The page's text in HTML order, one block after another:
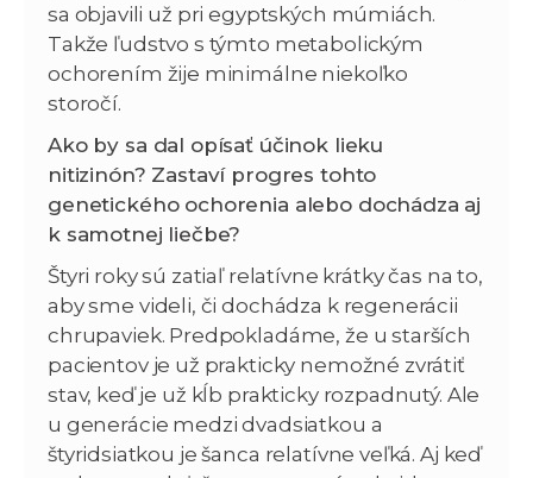
sa objavili už pri egyptských múmiách.
Takže ľudstvo s týmto metabolickým
ochorením žije minimálne niekoľko
storočí.
Ako by sa dal opísať účinok lieku
nitizinón? Zastaví progres tohto
genetického ochorenia alebo dochádza aj
k samotnej liečbe?
Štyri roky sú zatiaľ relatívne krátky čas na to,
aby sme videli, či dochádza k regenerácii
chrupaviek. Predpokladáme, že u starších
pacientov je už prakticky nemožné zvrátiť
stav, keď je už kĺb prakticky rozpadnutý. Ale
u generácie medzi dvadsiatkou a
štyridsiatkou je šanca relatívne veľká. Aj keď